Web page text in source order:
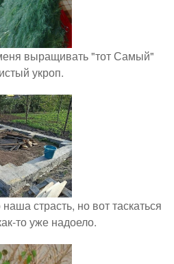
выращивать "тот Самый"
укроп.
страсть, но вот таскаться
то уже надоело.